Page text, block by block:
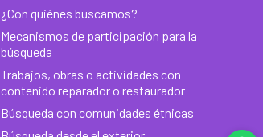
¿Con quiénes buscamos?
Mecanismos de participación para la
búsqueda
Trabajos, obras o actividades con
contenido reparador o restaurador
Búsqueda con comunidades étnicas